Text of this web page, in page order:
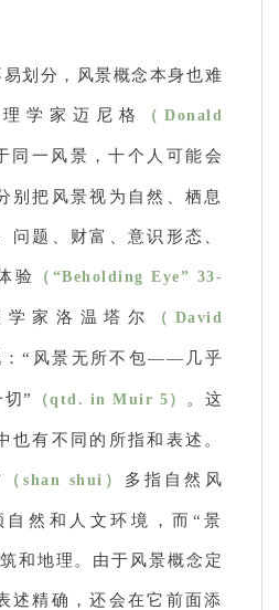
划分，风景概念本身也难
学家迈尼格 （Donald
同一风景，十个人可能会
别把风景视为自然、栖息
问题、财富、意识形态、
验 （“Beholding Eye” 33-
学家洛温塔尔 （David
：“风景无所不包——几乎
” （qtd. in Muir 5） 。这
也有不同的所指和表述。
（shan shui） 多指自然风
然和人文环境，而“景
和地理。由于风景概念定
述精确，还会在它前面添